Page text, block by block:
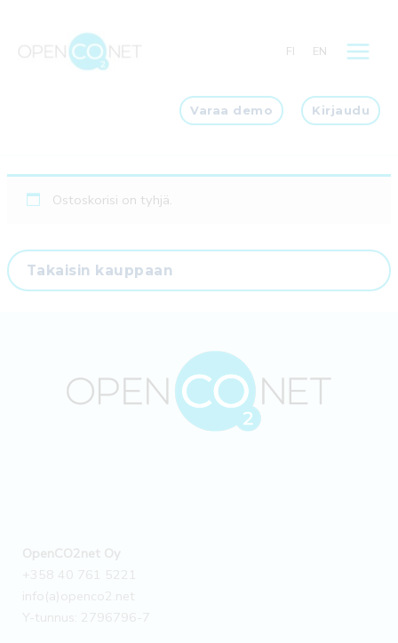
sisältöön
FI EN
Varaa demo Kirjaudu
Ostoskorisi on tyhjä.
Takaisin kauppaan
OpenCO2net Oy
+358 40 761 5221
info(a)openco2.net
Y-tunnus: 2796796-7